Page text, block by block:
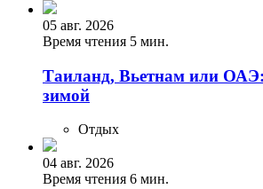
05 авг. 2026
Время чтения 5 мин.
Таиланд, Вьетнам или ОАЭ:
зимой
Отдых
04 авг. 2026
Время чтения 6 мин.